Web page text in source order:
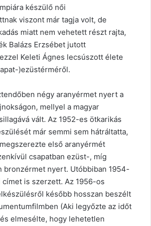
készülő női
viszont már tagja volt, de
miatt nem vehetett részt rajta,
Balázs Erzsébet jutott
Keleti Ágnes lecsúszott élete
)ezüstérméről.
négy aranyérmet nyert a
mellyel a magyar
vált. Az 1952-es ötkarikás
már semmi sem hátráltatta,
első aranyérmét
csapatban ezüst-, míg
bronzérmet nyert. Utóbbiban 1954-
is szerzett. Az 1956-os
később hosszan beszélt
(Aki legyőzte az időt
elmesélte, hogy lehetetlen